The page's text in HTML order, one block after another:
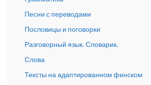
Песни с переводами
Пословицы и поговорки
Разговорный язык. Словарик.
Слова
Тексты на адаптированном финском